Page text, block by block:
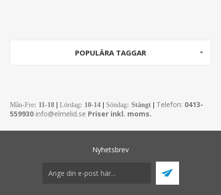
POPULÄRA TAGGAR
Mån-Fre: 11-18 Lördag: 10-14 Söndag: Stängt Telefon: 0413-
559930 info@elmelid.se Priser inkl. moms.
Nyhetsbrev